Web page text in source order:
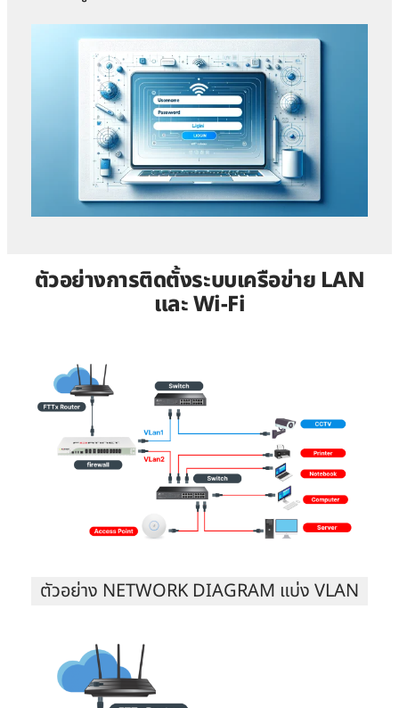
ตัวอย่างการติดตั้งระบบเครือข่าย LAN
และ Wi-Fi
ตัวอย่าง NETWORK DIAGRAM แบ่ง VLAN